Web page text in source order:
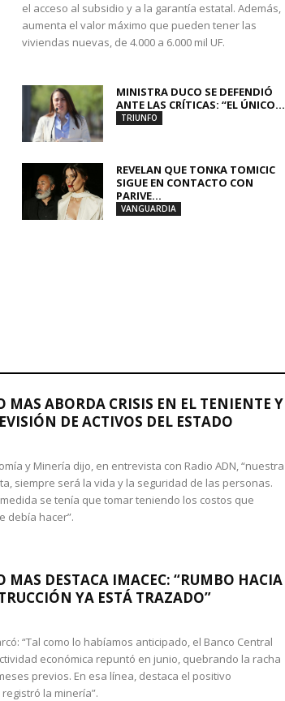
el acceso al subsidio y a la garantía estatal. Además,
aumenta el valor máximo que pueden tener las
viviendas nuevas, de 4.000 a 6.000 mil UF.
MINISTRA DUCO SE DEFENDIÓ
ANTE LAS CRÍTICAS: “EL ÚNICO...
TRIUNFO
REVELAN QUE TONKA TOMICIC
SIGUE EN CONTACTO CON
PARIVE...
VANGUARDIA
MAS ABORDA CRISIS EN EL TENIENTE Y
DE ACTIVOS DEL ESTADO
y Minería dijo, en entrevista con Radio ADN, “nuestra
siempre será la vida y la seguridad de las personas.
se tenía que tomar teniendo los costos que
debía hacer”.
MAS DESTACA IMACEC: “RUMBO HACIA
YA ESTÁ TRAZADO”
“Tal como lo habíamos anticipado, el Banco Central
económica repuntó en junio, quebrando la racha
previos. En esa línea, destaca el positivo
la minería”.